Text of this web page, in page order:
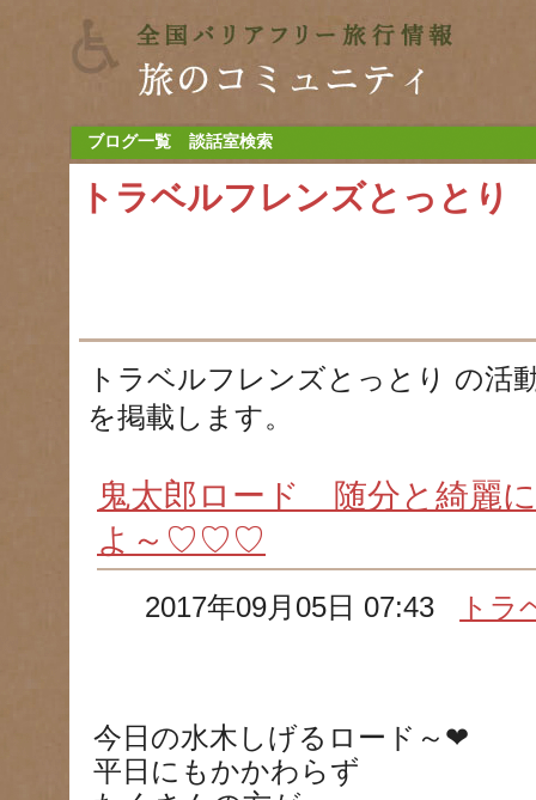
ブログ一覧 談話室検索
トラベルフレンズとっとり
トラベルフレンズとっとり の活
を掲載します。
鬼太郎ロード 随分と綺麗
よ～♡♡♡
2017年09月05日 07:43 トラ
今日の水木しげるロード～ ❤
平日にもかかわらず